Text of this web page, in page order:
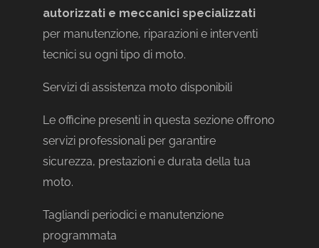
4.8
autorizzati e meccanici specializzati
per manutenzione, riparazioni e interventi
tecnici su ogni tipo di moto.
Servizi di assistenza moto disponibili
Le officine presenti in questa sezione offrono
servizi professionali per garantire
sicurezza, prestazioni e durata della tua
moto.
Tagliandi periodici e manutenzione
programmata